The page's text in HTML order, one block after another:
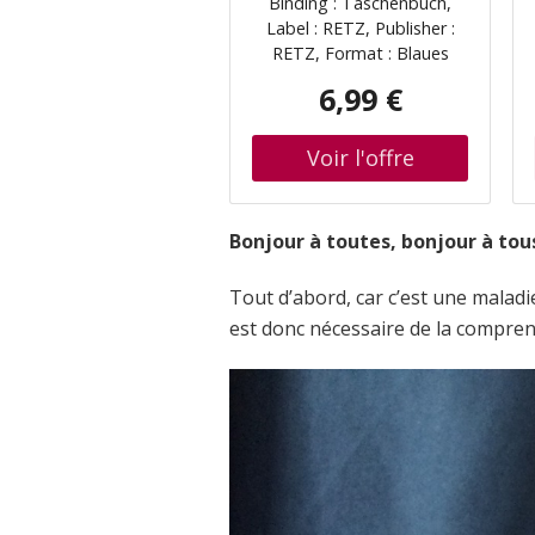
Conseils Et Jeux Pour
Améliorer Sa
Mémoire Au
Quotidien : 100
Activités
Label : RETZ, Publisher :
RETZ, Format : Blaues
Taschenbuch,
publicationDate : 2023-05-
17, releaseDate : 2023-05-
17, authors : Annie Cornu-
Leyrit, Dominique Gaulier-
Mazière, ISBN :
6,99 €
Bonjour à toutes, bonjour à
Tout d’abord, car c’est une
est donc nécessaire de la